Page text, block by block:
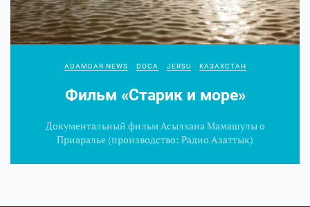
ADAMDAR NEWS DOCA JERSU КАЗАХСТАН
Фильм «Старик и море»
Документальный фильм Асылхана Мамашулы о
Приаралье (производство: Радио Азаттык)